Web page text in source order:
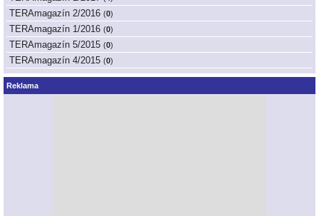
TERAmagazín 2/2016 (0)
TERAmagazín 1/2016 (0)
TERAmagazín 5/2015 (0)
TERAmagazín 4/2015 (0)
Reklama